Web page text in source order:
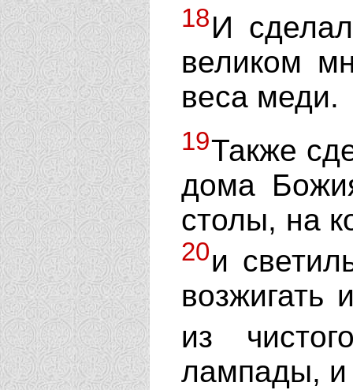
18И
великом
веса меди.
19Также
дома
столы, на
20и
возжигать
из
лампады, и